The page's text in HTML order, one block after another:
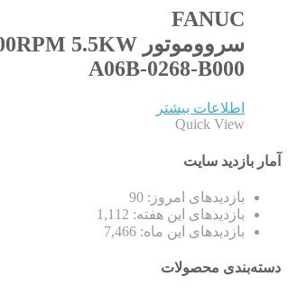
FANUC
سرووموتور 3000RPM 5.5KW بدون ترمزα30/4000is 200V-230V
A06B-0268-B000
اطلاعات بیشتر
Quick View
آمار بازدید سایت
بازدیدهای امروز: 90
بازدیدهای این هفته: 1,112
بازدیدهای این ماه: 7,466
دسته‌بندی محصولات